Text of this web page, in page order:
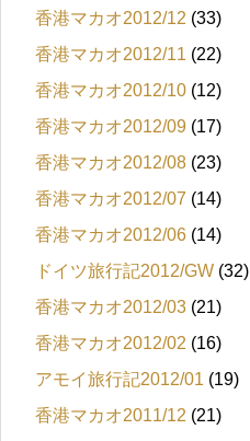
香港マカオ2012/12 (33)
香港マカオ2012/11 (22)
香港マカオ2012/10 (12)
香港マカオ2012/09 (17)
香港マカオ2012/08 (23)
香港マカオ2012/07 (14)
香港マカオ2012/06 (14)
ドイツ旅行記2012/GW (32)
香港マカオ2012/03 (21)
香港マカオ2012/02 (16)
アモイ旅行記2012/01 (19)
香港マカオ2011/12 (21)